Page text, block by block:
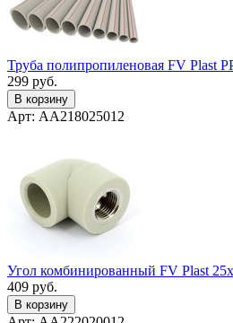
Труба полипропиленовая FV Plast
299 руб.
В корзину
Арт: AA218025012
Угол комбинированный FV Plast
409 руб.
В корзину